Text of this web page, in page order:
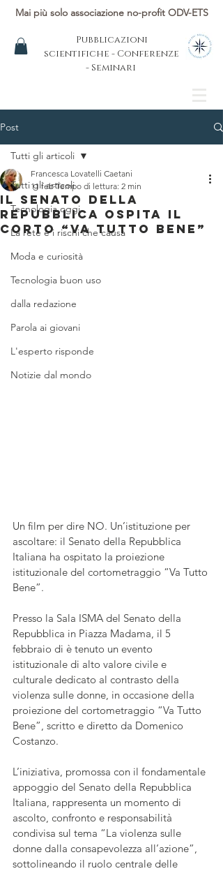
Mai più solo associazione no-profit ODV-ETS
Pubblicazioni
scientifiche - Conferenze
- Seminari
Post
Tutti gli articoli
Tecnologia oggi
La rete e i rischi che causa
Moda e curiosità
Tecnologia buon uso
dalla redazione
Parola ai giovani
L'esperto risponde
Notizie dal mondo
Tutti gli articoli
Il Senato della
Repubblica ospita il
corto “VA TUTTO BENE”
Francesca Lovatelli Caetani
11 feb Tempo di lettura: 2 min
Un film per dire NO. Un’istituzione per
ascoltare: il Senato della Repubblica
Italiana ha ospitato la proiezione
istituzionale del cortometraggio “Va Tutto
Bene”.
Presso la Sala ISMA del Senato della
Repubblica in Piazza Madama, il 5
febbraio di è tenuto un evento
istituzionale di alto valore civile e
culturale dedicato al contrasto della
violenza sulle donne, in occasione della
proiezione del cortometraggio “Va Tutto
Bene”, scritto e diretto da Domenico
Costanzo.
L’iniziativa, promossa con il fondamentale
appoggio del Senato della Repubblica
Italiana, rappresenta un momento di
ascolto, confronto e responsabilità
condivisa sul tema “La violenza sulle
donne dalla consapevolezza all’azione”,
sottolineando il ruolo centrale delle